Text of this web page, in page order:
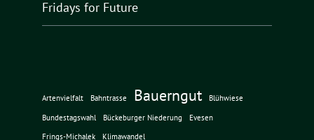
Fridays for Future
Artenvielfalt Bahntrasse Bauerngut
Blühwiese
Bundestagswahl
Bückeburger Niederung
Evesen
Frings-Michalek
Klimawandel